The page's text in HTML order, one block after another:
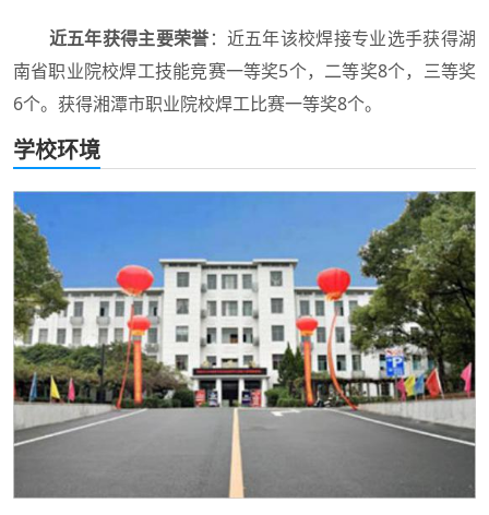
近五年获得主要荣誉：近五年该校焊接专业选手获得湖
南省职业院校焊工技能竞赛一等奖5个，二等奖8个，三等奖
6个。获得湘潭市职业院校焊工比赛一等奖8个。
学校环境